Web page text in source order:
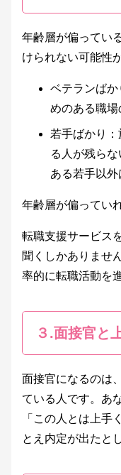
年齢層が偏ってい
けられない可能性
ベテランば
めのある職場
若手ばかり
る人が残ら
ある若手以外
年齢層が偏ってい
転職支援サービス
聞くしかありませ
率的に転職活動を
３.面接官と
面接官になるのは
ている人です。あ
「この人とは上手
とえ内定が出たと